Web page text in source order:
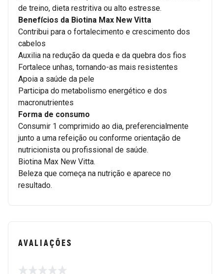
de treino, dieta restritiva ou alto estresse.
Benefícios da Biotina Max New Vitta
Contribui para o fortalecimento e crescimento dos
cabelos
Auxilia na redução da queda e da quebra dos fios
Fortalece unhas, tornando-as mais resistentes
Apoia a saúde da pele
Participa do metabolismo energético e dos
macronutrientes
Forma de consumo
Consumir 1 comprimido ao dia, preferencialmente
junto a uma refeição ou conforme orientação de
nutricionista ou profissional de saúde.
Biotina Max New Vitta.
Beleza que começa na nutrição e aparece no
resultado.
AVALIAÇÕES